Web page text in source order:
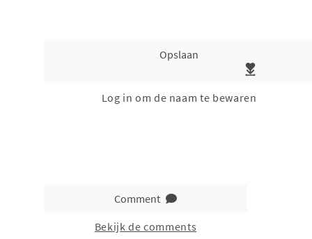
Opslaan
Log in om de naam te bewaren
Comment
Bekijk de comments